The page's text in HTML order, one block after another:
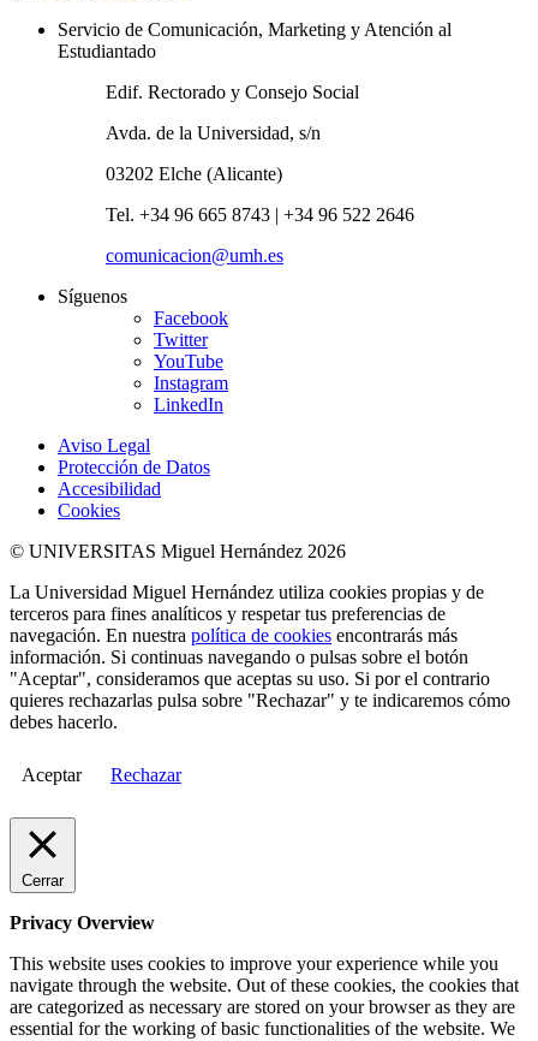
Servicio de Comunicación, Marketing y Atención al
Estudiantado
Edif. Rectorado y Consejo Social
Avda. de la Universidad, s/n
03202 Elche (Alicante)
Tel. +34 96 665 8743 | +34 96 522 2646
comunicacion@umh.es
Síguenos
Facebook
Twitter
YouTube
Instagram
LinkedIn
Aviso Legal
Protección de Datos
Accesibilidad
Cookies
© UNIVERSITAS Miguel Hernández 2026
La Universidad Miguel Hernández utiliza cookies propias y de
terceros para fines analíticos y respetar tus preferencias de
navegación. En nuestra política de cookies encontrarás más
información. Si continuas navegando o pulsas sobre el botón
"Aceptar", consideramos que aceptas su uso. Si por el contrario
quieres rechazarlas pulsa sobre "Rechazar" y te indicaremos cómo
debes hacerlo.
Aceptar Rechazar
Cerrar
Privacy Overview
This website uses cookies to improve your experience while you
navigate through the website. Out of these cookies, the cookies that
are categorized as necessary are stored on your browser as they are
essential for the working of basic functionalities of the website. We